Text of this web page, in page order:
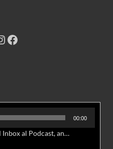
00:00
En este primer episodio de Del Inbox al Podcast, analizamos junto al abogado Jonathan Brown las nuevas conductas delictivas cibernéticas y la necesidad de hacer modificaciones al Código Penal.